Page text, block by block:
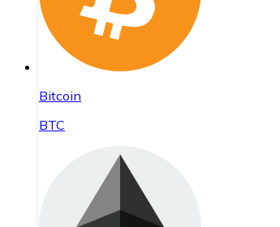
Bitcoin
BTC